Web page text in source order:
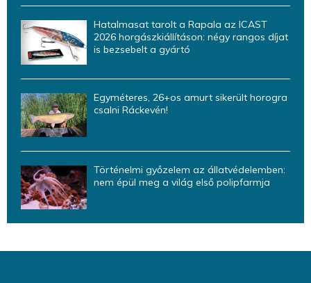
Hatalmasat tarolt a Rapala az ICAST
2026 horgászkiállításon: négy rangos díjat
is bezsebelt a gyártó
Egyméteres, 26+os amurt sikerült horogra
csalni Ráckevén!
Történelmi győzelem az állatvédelemben:
nem épül meg a világ első polipfarmja